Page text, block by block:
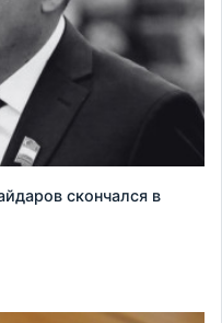
скончался в